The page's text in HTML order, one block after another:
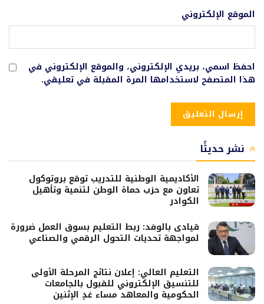
الموقع الإلكتروني
احفظ اسمي، بريدي الإلكتروني، والموقع الإلكتروني في
هذا المتصفح لاستخدامها المرة المقبلة في تعليقي.
نشر حديثًا
الأكاديمية الوطنية للتدريب توقع بروتوكول
تعاون مع حزب حماة الوطن لتنمية وتأهيل
الكوادر
قيادى بالوفد: ربط التعليم بسوق العمل ضرورة
لمواجهة تحديات التحول الرقمي والصناعي
التعليم العالي: إعلان نتائج المرحلة الأولى
للتنسيق الإلكتروني للقبول بالجامعات
الحكومية والمعاهد مساء غدٍ الإثنين